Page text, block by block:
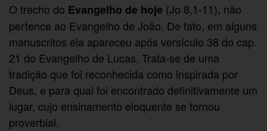
O trecho do Evangelho de hoje (Jo 8,1-11), não
pertence ao Evangelho de João. De fato, em alguns
manuscritos ela apareceu após versículo 38 do cap.
21 do Evangelho de Lucas. Trata-se de uma
tradição que foi reconhecida como inspirada por
Deus, e para qual foi encontrado definitivamente um
lugar, cujo ensinamento eloquente se tornou
proverbial.